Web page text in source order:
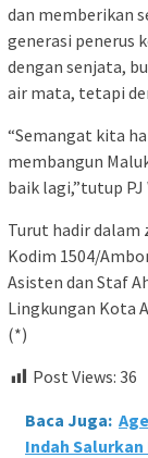
dan memberikan
generasi penerus
dengan senjata,
air mata, tetapi
“Semangat kita
membangun
baik lagi,”tutup
Turut hadir dalam
Kodim 1504/
Asisten dan Staf
Lingkungan Kota
(*)
Post Views: 36
Baca Juga:
Indah Salurkan